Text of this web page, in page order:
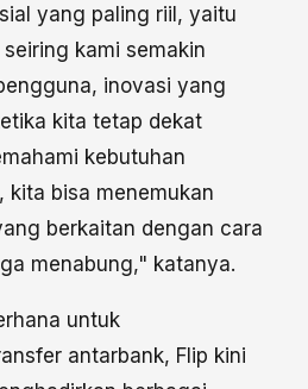
yang paling riil, yaitu
kami semakin
inovasi yang
kita tetap dekat
kebutuhan
kita bisa menemukan
berkaitan dengan cara
menabung," katanya.
untuk
antarbank, Flip kini